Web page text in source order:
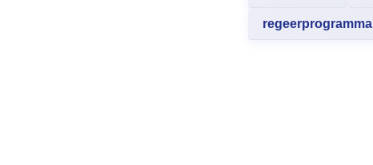
regeerprogramma